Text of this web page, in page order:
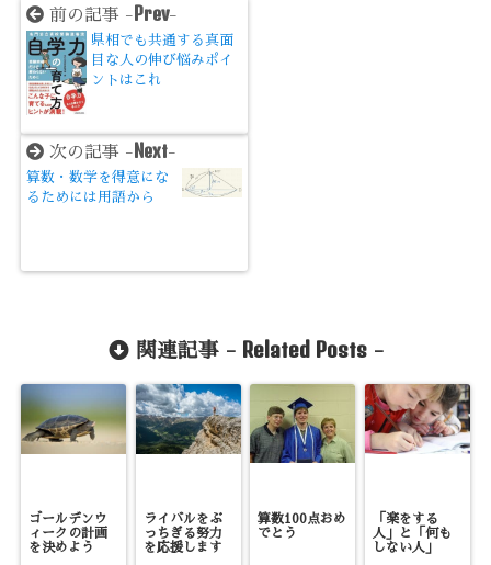
前の記事 -Prev-
県相でも共通する真面
目な人の伸び悩みポイ
ントはこれ
次の記事 -Next-
算数・数学を得意にな
るためには用語から
関連記事 - Related Posts-
ゴールデンウ
ィークの計画
を決めよう
ライバルをぶ
っちぎる努力
を応援します
算数100点おめ
でとう
「楽をする
人」と「何も
しない人」